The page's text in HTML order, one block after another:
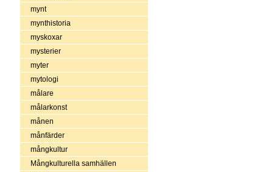
mynt
mynthistoria
myskoxar
mysterier
myter
mytologi
målare
målarkonst
månen
månfärder
mångkultur
Mångkulturella samhällen